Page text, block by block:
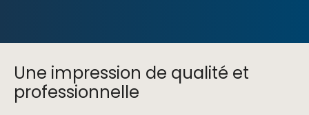
Une impression de qualité et
professionnelle